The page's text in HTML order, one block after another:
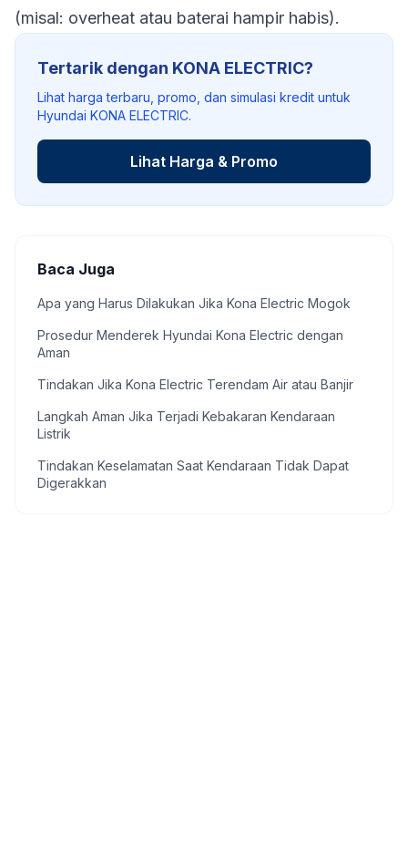
(misal: overheat atau baterai hampir habis).
Tertarik dengan KONA ELECTRIC?
Lihat harga terbaru, promo, dan simulasi kredit untuk
Hyundai KONA ELECTRIC.
Lihat Harga & Promo
Baca Juga
Apa yang Harus Dilakukan Jika Kona Electric Mogok
Prosedur Menderek Hyundai Kona Electric dengan
Aman
Tindakan Jika Kona Electric Terendam Air atau Banjir
Langkah Aman Jika Terjadi Kebakaran Kendaraan
Listrik
Tindakan Keselamatan Saat Kendaraan Tidak Dapat
Digerakkan